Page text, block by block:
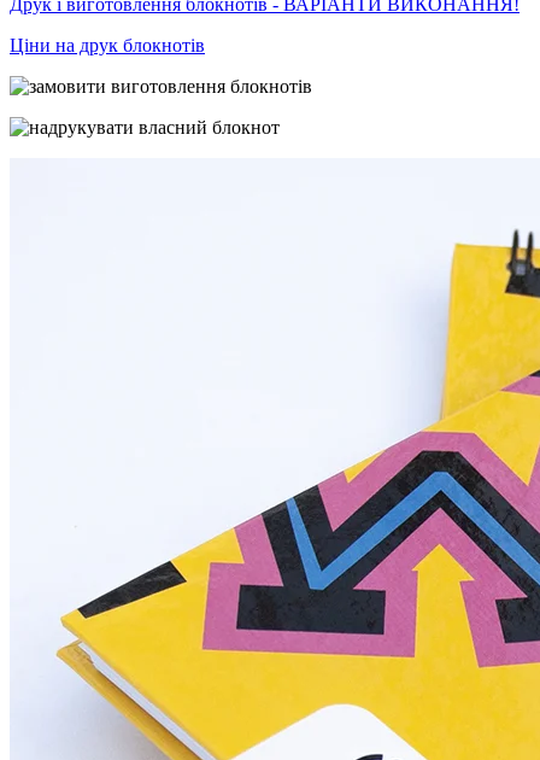
Друк і виготовлення блокнотів - ВАРІАНТИ ВИКОНАННЯ!
Ціни на друк блокнотів